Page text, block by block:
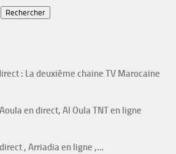
Rechercher
: La deuxième chaine TV Marocaine
en direct, Al Oula TNT en ligne
, Arriadia en ligne ,…